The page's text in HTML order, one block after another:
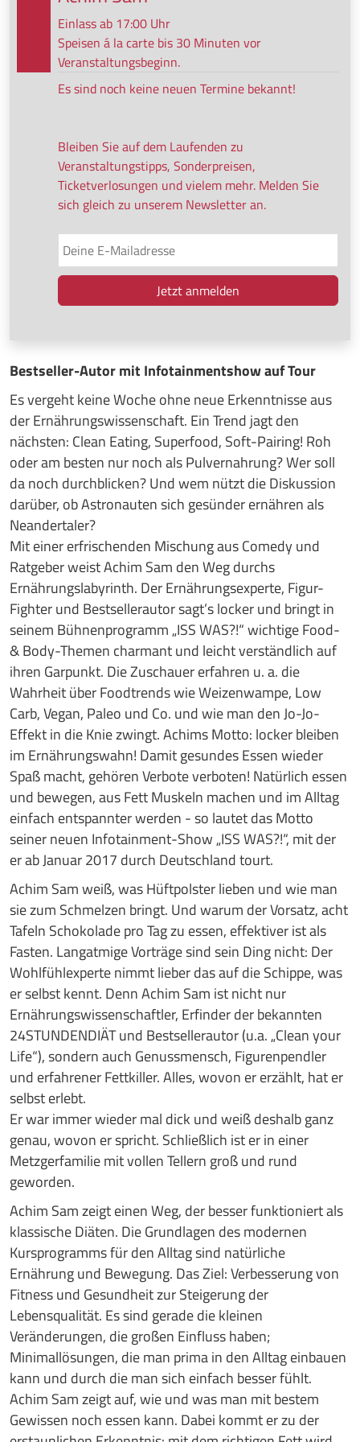
Bestseller-Autor mit Infotainmentshow auf Tour
Es vergeht keine Woche ohne neue Erkenntnisse aus
der Ernährungswissenschaft. Ein Trend jagt den
nächsten: Clean Eating, Superfood, Soft-Pairing! Roh
oder am besten nur noch als Pulvernahrung? Wer soll
da noch durchblicken? Und wem nützt die Diskussion
darüber, ob Astronauten sich gesünder ernähren als
Neandertaler?
Mit einer erfrischenden Mischung aus Comedy und
Ratgeber weist Achim Sam den Weg durchs
Ernährungslabyrinth. Der Ernährungsexperte, Figur-
Fighter und Bestsellerautor sagt’s locker und bringt in
seinem Bühnenprogramm „ISS WAS?!“ wichtige Food-
& Body-Themen charmant und leicht verständlich auf
ihren Garpunkt. Die Zuschauer erfahren u. a. die
Wahrheit über Foodtrends wie Weizenwampe, Low
Carb, Vegan, Paleo und Co. und wie man den Jo-Jo-
Effekt in die Knie zwingt. Achims Motto: locker bleiben
im Ernährungswahn! Damit gesundes Essen wieder
Spaß macht, gehören Verbote verboten! Natürlich essen
und bewegen, aus Fett Muskeln machen und im Alltag
einfach entspannter werden - so lautet das Motto
seiner neuen Infotainment-Show „ISS WAS?!“, mit der
er ab Januar 2017 durch Deutschland tourt.
Achim Sam weiß, was Hüftpolster lieben und wie man
sie zum Schmelzen bringt. Und warum der Vorsatz, acht
Tafeln Schokolade pro Tag zu essen, effektiver ist als
Fasten. Langatmige Vorträge sind sein Ding nicht: Der
Wohlfühlexperte nimmt lieber das auf die Schippe, was
er selbst kennt. Denn Achim Sam ist nicht nur
Ernährungswissenschaftler, Erfinder der bekannten
24STUNDENDIÄT und Bestsellerautor (u.a. „Clean your
Life“), sondern auch Genussmensch, Figurenpendler
und erfahrener Fettkiller. Alles, wovon er erzählt, hat er
selbst erlebt.
Er war immer wieder mal dick und weiß deshalb ganz
genau, wovon er spricht. Schließlich ist er in einer
Metzgerfamilie mit vollen Tellern groß und rund
geworden.
Achim Sam zeigt einen Weg, der besser funktioniert als
klassische Diäten. Die Grundlagen des modernen
Kursprogramms für den Alltag sind natürliche
Ernährung und Bewegung. Das Ziel: Verbesserung von
Fitness und Gesundheit zur Steigerung der
Lebensqualität. Es sind gerade die kleinen
Veränderungen, die großen Einfluss haben;
Minimallösungen, die man prima in den Alltag einbauen
kann und durch die man sich einfach besser fühlt.
Achim Sam zeigt auf, wie und was man mit bestem
Gewissen noch essen kann. Dabei kommt er zu der
Einlass ab 17:00 Uhr
Speisen á la carte bis 30 Minuten vor
Veranstaltungsbeginn.
Es sind noch keine neuen Termine bekannt!
Bleiben Sie auf dem Laufenden zu
Veranstaltungstipps, Sonderpreisen,
Ticketverlosungen und vielem mehr. Melden Sie
sich gleich zu unserem Newsletter an.